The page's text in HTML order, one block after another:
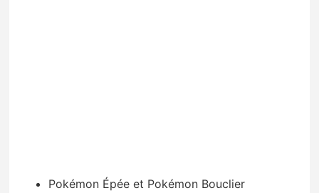
Pokémon Épée et Pokémon Bouclier